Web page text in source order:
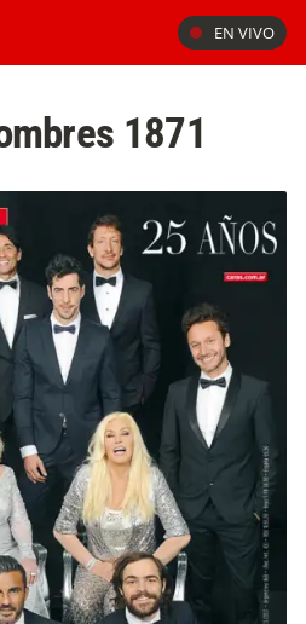
EN VIVO
1871